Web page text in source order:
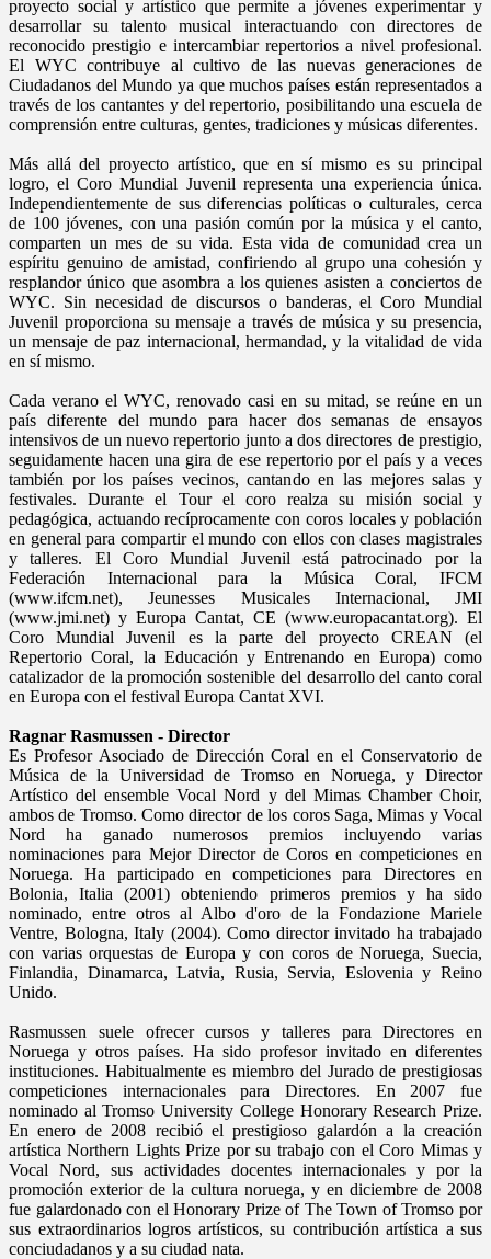
proyecto social y artístico que permite a jóvenes experimentar y
desarrollar su talento musical interactuando con directores de
reconocido prestigio e intercambiar repertorios a nivel profesional.
El WYC contribuye al cultivo de las nuevas generaciones de
Ciudadanos del Mundo ya que muchos países están representados a
través de los cantantes y del repertorio, posibilitando una escuela de
comprensión entre culturas, gentes, tradiciones y músicas diferentes.
Más allá del proyecto artístico, que en sí mismo es su principal
logro, el Coro Mundial Juvenil representa una experiencia única.
Independientemente de sus diferencias políticas o culturales, cerca
de 100 jóvenes, con una pasión común por la música y el canto,
comparten un mes de su vida. Esta vida de comunidad crea un
espíritu genuino de amistad, confiriendo al grupo una cohesión y
resplandor único que asombra a los quienes asisten a conciertos de
WYC. Sin necesidad de discursos o banderas, el Coro Mundial
Juvenil proporciona su mensaje a través de música y su presencia,
un mensaje de paz internacional, hermandad, y la vitalidad de vida
en sí mismo.
Cada verano el WYC, renovado casi en su mitad, se reúne en un
país diferente del mundo para hacer dos semanas de ensayos
intensivos de un nuevo repertorio junto a dos directores de prestigio,
seguidamente hacen una gira de ese repertorio por el país y a veces
también por los países vecinos, cantando en las mejores salas y
festivales. Durante el Tour el coro realza su misión social y
pedagógica, actuando recíprocamente con coros locales y población
en general para compartir el mundo con ellos con clases magistrales
y talleres. El Coro Mundial Juvenil está patrocinado por la
Federación Internacional para la Música Coral, IFCM
(www.ifcm.net), Jeunesses Musicales Internacional, JMI
(www.jmi.net) y Europa Cantat, CE (www.europacantat.org). El
Coro Mundial Juvenil es la parte del proyecto CREAN (el
Repertorio Coral, la Educación y Entrenando en Europa) como
catalizador de la promoción sostenible del desarrollo del canto coral
en Europa con el festival Europa Cantat XVI.
Ragnar Rasmussen - Director
Es Profesor Asociado de Dirección Coral en el Conservatorio de
Música de la Universidad de Tromso en Noruega, y Director
Artístico del ensemble Vocal Nord y del Mimas Chamber Choir,
ambos de Tromso. Como director de los coros Saga, Mimas y Vocal
Nord ha ganado numerosos premios incluyendo varias
nominaciones para Mejor Director de Coros en competiciones en
Noruega. Ha participado en competiciones para Directores en
Bolonia, Italia (2001) obteniendo primeros premios y ha sido
nominado, entre otros al Albo d'oro de la Fondazione Mariele
Ventre, Bologna, Italy (2004). Como director invitado ha trabajado
con varias orquestas de Europa y con coros de Noruega, Suecia,
Finlandia, Dinamarca, Latvia, Rusia, Servia, Eslovenia y Reino
Unido.
Rasmussen suele ofrecer cursos y talleres para Directores en
Noruega y otros países. Ha sido profesor invitado en diferentes
instituciones. Habitualmente es miembro del Jurado de prestigiosas
competiciones internacionales para Directores. En 2007 fue
nominado al Tromso University College Honorary Research Prize.
En enero de 2008 recibió el prestigioso galardón a la creación
artística Northern Lights Prize por su trabajo con el Coro Mimas y
Vocal Nord, sus actividades docentes internacionales y por la
promoción exterior de la cultura noruega, y en diciembre de 2008
fue galardonado con el Honorary Prize of The Town of Tromso por
sus extraordinarios logros artísticos, su contribución artística a sus
conciudadanos y a su ciudad nata.